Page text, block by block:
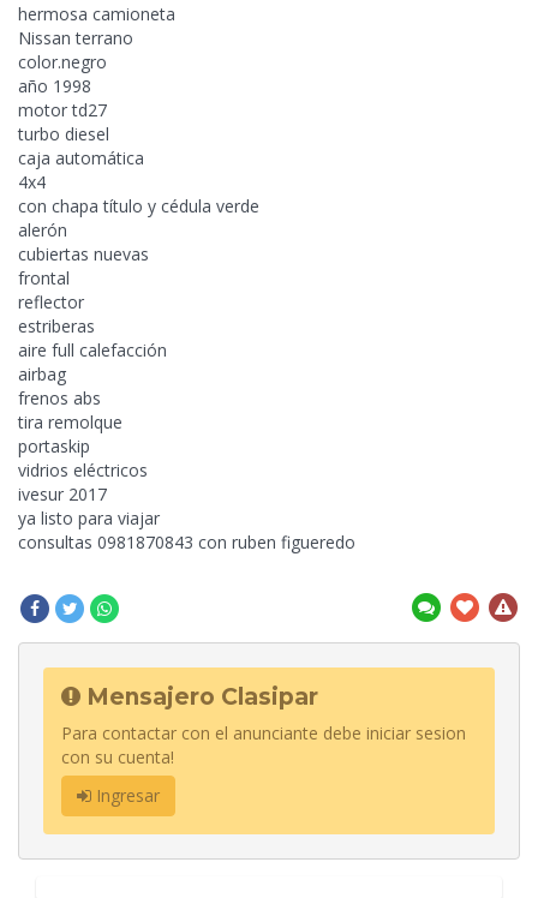
hermosa camioneta
Nissan terrano
color.negro
año 1998
motor td27
turbo diesel
caja automática
4x4
con chapa título y cédula verde
alerón
cubiertas nuevas
frontal
reflector
estriberas
aire full calefacción
airbag
frenos abs
tira remolque
portaskip
vidrios eléctricos
ivesur 2017
ya listo para viajar
consultas 0981870843 con ruben figueredo
Mensajero Clasipar
Para contactar con el anunciante debe iniciar sesion
con su cuenta!
Ingresar